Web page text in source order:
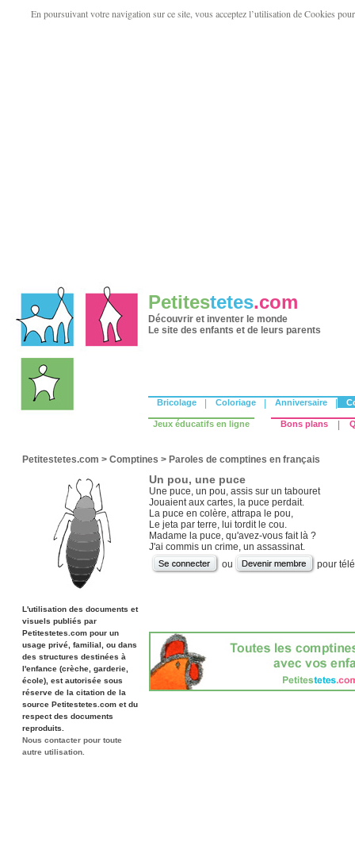
En poursuivant votre navigation sur ce site, vous acceptez l’utilisation de Cookies
Petitestetes.com
Découvrir et inventer le monde
Le site des enfants et de leurs parents
Bricolage Coloriage Anniversaire
Jeux éducatifs en ligne Bons plans
Petitestetes.com > Comptines > Paroles de comptines en français
L'utilisation des documents et
visuels publiés par
Petitestetes.com pour un
usage privé, familial, ou dans
des structures destinées à
l'enfance (crèche, garderie,
école), est autorisée sous
réserve de la citation de la
source Petitestetes.com et du
respect des documents
reproduits.
Nous contacter pour toute
autre utilisation.
Un pou, une puce
Une puce, un pou, assis sur un tabouret
Jouaient aux cartes, la puce perdait.
La puce en colère, attrapa le pou,
Le jeta par terre, lui tordit le cou.
Madame la puce, qu'avez-vous fait là ?
J'ai commis un crime, un assassinat.
ou
pour